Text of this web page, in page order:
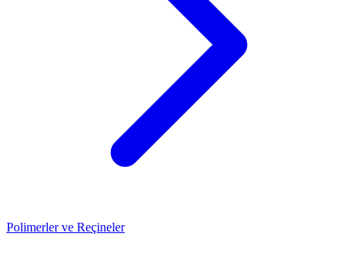
Polimerler ve Reçineler